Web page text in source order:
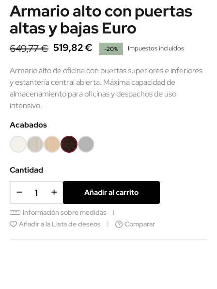
Armario alto con puertas
altas y bajas Euro
649,77 € 519,82 € -20% Impuestos incluidos
Armario alto de oficina con puertas superiores e inferiores
y estantería central abierta. Máxima capacidad de
almacenamiento para oficinas y despachos de uso
intensivo.
Acabados
BlancoRoble
(EMF)
Haya
(EMF)
Wengué
Gris
claro
Cantidad
Añadir al carrito
Información sobre medidas
Añadir a la Lista de deseos
Comparar